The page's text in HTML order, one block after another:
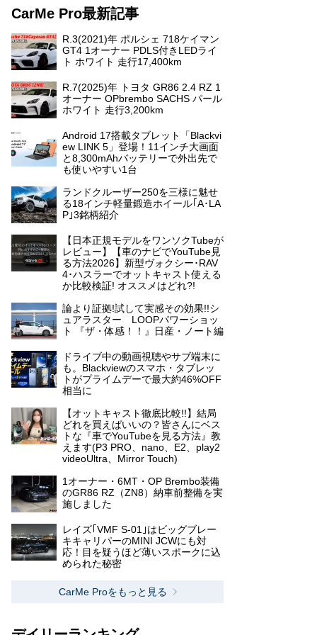
CarMe Pro最新記事
R.3(2021)年 ポルシェ 718ケイマン
GT4 1オーナー PDLS付きLEDライ
ト ホワイト 走行17,400km
R.7(2025)年 トヨタ GR86 2.4 RZ 1
オーナー OPbrembo SACHS パール
ホワイト 走行3,200km
Android 17搭載タブレット「Blackvi
ew LINK 5」登場！11インチ大画面
と8,300mAhバッテリーで外出先で
も使いやすい1台
ランドクルーザー250を三様に魅せ
る18インチ軽量鍛造ホイール｢A･LA
P｣3銘柄紹介
【日本正規モデルをワンソクTubeが
レビュー】【車のナビでYouTube見
る方法2026】新型ヴォクシー･RAV
4･ハスラーでオットキャスト使える
か比較検証! オススメはどれ?!
論より証拠!試して実感その効果!!シ
ュアラスター LOOPパワーショッ
ト 『ザ・体感！！』日産・ノート編
ドライブ中の動画視聴やサブ端末に
も。Blackviewのスマホ・タブレッ
トがプライムデーで最大約46%OFF
相当に
【オットキャスト徹底比較!!】結局
どれを買えばいいの？皆さんにベス
トな『車でYouTubeを見る方法』教
えます(P3 PRO、nano、E2、play2
videoUltra、Mirror Touch)
1オーナー・6MT・OP Brembo装備
のGR86 RZ（ZN8）納車前整備を実
施しました
レイズ｢VMF S-01｣はビッグブレー
キキャリパーのMINI JCWにも対
応！目を疑うほど薄いスポークに込
められた秘密
CarMe Proをもっと見る